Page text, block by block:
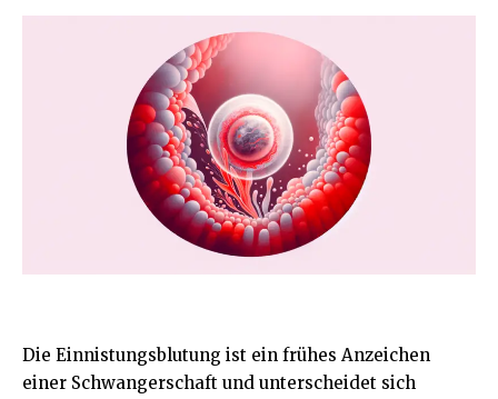
Die Einnistungsblutung ist ein frühes Anzeichen
einer Schwangerschaft und unterscheidet sich